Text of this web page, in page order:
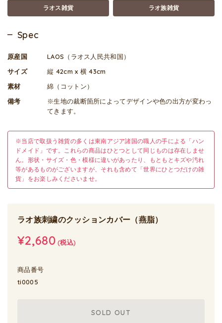
ラオス雑貨 ラオ族雑貨
Spec
原産国
LAOS（ラオス人民共和国）
サイズ
縦 42cm x 横 43cm
素材
綿（コットン）
備考
※生地の裁断箇所によってデザインや色の出方が変わっ
てきます。
※当店で取扱う雑貨の多くは東南アジア諸国の職人の手による「ハン
ドメイド」です。これらの商品はひとつとして同じものは存在しませ
ん。形状・サイズ・色・模様に違いがあったり、もともとキズや汚れ
等があるものがございますが、それも含めて「世界にひとつだけの雑
貨」をお楽しみくださいませ。
ラオ族刺繍のクッションカバー（燕脂）
¥2,680(税込)
商品番号
ti0005
SOLD OUT